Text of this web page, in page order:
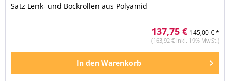
Satz Lenk- und Bockrollen aus Polyamid
137,75 € 145,00 € *
(163,92 € inkl. 19% MwSt.)
In den Warenkorb